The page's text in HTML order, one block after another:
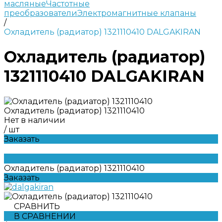
масляныеЧастотные
преобразователиЭлектромагнитные клапаны
/
Охладитель (радиатор) 1321110410 DALGAKIRAN
Охладитель (радиатор)
1321110410 DALGAKIRAN
Охладитель (радиатор) 1321110410
Нет в наличии
/ шт
Заказать
Охладитель (радиатор) 1321110410
Заказать
СРАВНИТЬ
В СРАВНЕНИИ